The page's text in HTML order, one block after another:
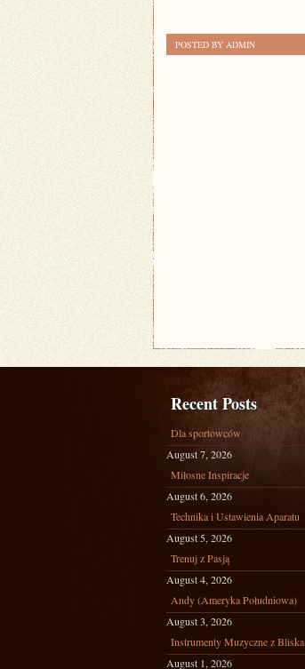
POSTED BY ADMIN
Recent Posts
Dla sportowców
August 7, 2026
Miłosne Inspiracje
August 6, 2026
Technika i Ustawienia Aparatu
August 5, 2026
Trenuj z Pasją
August 4, 2026
Andy (Ameryka Południowa)
August 3, 2026
Instrumenty Muzyczne z Bliska
August 1, 2026